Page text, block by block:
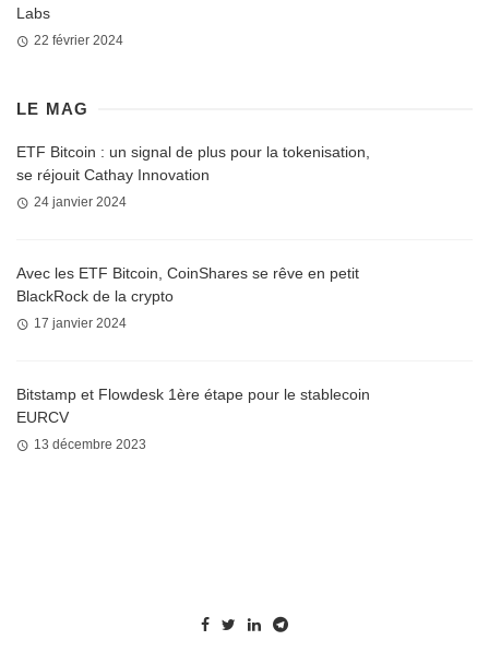
Labs
22 février 2024
LE MAG
ETF Bitcoin : un signal de plus pour la tokenisation,
se réjouit Cathay Innovation
24 janvier 2024
Avec les ETF Bitcoin, CoinShares se rêve en petit
BlackRock de la crypto
17 janvier 2024
Bitstamp et Flowdesk 1ère étape pour le stablecoin
EURCV
13 décembre 2023